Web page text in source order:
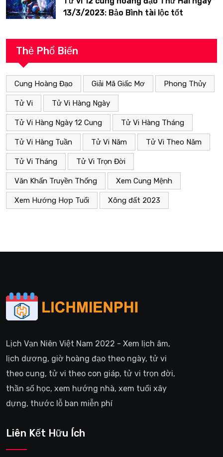
13/3/2023: Bảo Bình tài lộc tốt
Thẻ Phổ Biến
Cung Hoàng Đạo Giải Mã Giấc Mơ Phong Thủy
Tử Vi Tử Vi Hàng Ngày
Tử Vi Hàng Ngày 12 Cung Tử Vi Hàng Tháng
Tử Vi Hàng Tuần Tử Vi Năm Tử Vi Theo Năm
Tử Vi Tháng Tử Vi Trọn Đời
Văn Khấn Truyền Thống Xem Cung Mệnh
Xem Hướng Hợp Tuổi Xông đất 2023
Lịch Vạn Niên Việt Nam 2022 - Xem lịch âm,
lịch dương, giờ hoàng đạo theo ngày, tử vi
theo cung, tử vi theo con giáp, tử vi trọn đời,
thần số học, xem hướng nhà, xem tuổi xây
dựng, thước lỗ ban miễn phí
Liên Kết Hữu Ích